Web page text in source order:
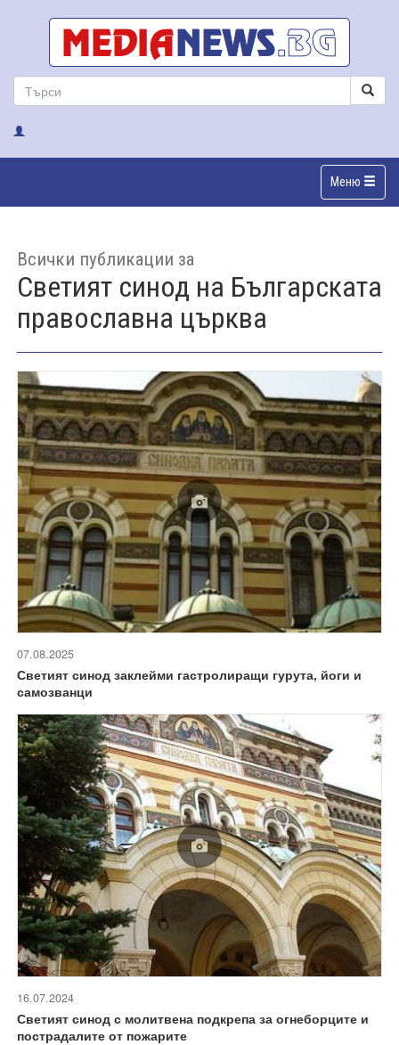
Меню
Всички публикации за
Светият синод на Българската
православна църква
07.08.2025
Светият синод заклейми гастролиращи гурута, йоги и
самозванци
16.07.2024
Светият синод с молитвена подкрепа за огнеборците и
пострадалите от пожарите